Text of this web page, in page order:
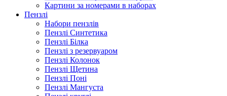
Картини за номерами в наборах
Пензлі
Набори пензлів
Пензлі Синтетика
Пензлі Білка
Пензлі з резервуаром
Пензлі Колонок
Пензлі Щетина
Пензлі Поні
Пензлі Мангуста